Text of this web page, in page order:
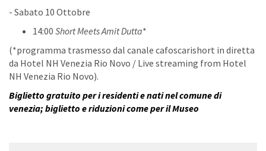
- Sabato 10 Ottobre
14:00 Short Meets Amit Dutta*
(*programma trasmesso dal canale cafoscarishort in diretta
da Hotel NH Venezia Rio Novo / Live streaming from Hotel
NH Venezia Rio Novo).
Biglietto gratuito per i residenti e nati nel comune di
venezia; biglietto e riduzioni come per il Museo